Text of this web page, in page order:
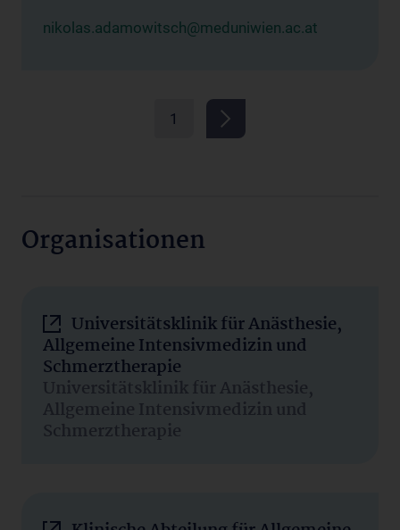
nikolas.adamowitsch@meduniwien.ac.at
1
Organisationen
Universitätsklinik für Anästhesie,
Allgemeine Intensivmedizin und
Schmerztherapie
Universitätsklinik für Anästhesie,
Allgemeine Intensivmedizin und
Schmerztherapie